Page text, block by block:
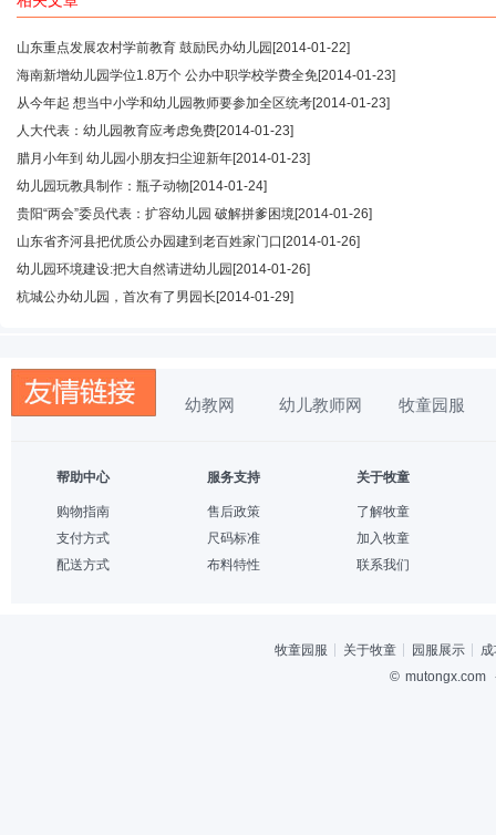
山东重点发展农村学前教育 鼓励民办幼儿园 [2014-01-22]
海南新增幼儿园学位1.8万个 公办中职学校学费全免[2014-01-23]
从今年起 想当中小学和幼儿园教师要参加全区统考[2014-01-23]
人大代表：幼儿园教育应考虑免费[2014-01-23]
腊月小年到 幼儿园小朋友扫尘迎新年[2014-01-23]
幼儿园玩教具制作：瓶子动物 [2014-01-24]
贵阳“两会”委员代表：扩容幼儿园 破解拼爹困境[2014-01-26]
山东省齐河县把优质公办园建到老百姓家门口 [2014-01-26]
幼儿园环境建设:把大自然请进幼儿园 [2014-01-26]
杭城公办幼儿园，首次有了男园长 [2014-01-29]
幼教网 幼儿教师网 牧童园服
帮助中心
购物指南
支付方式
配送方式
服务支持
售后政策
尺码标准
布料特性
关于牧童
了解牧童
加入牧童
联系我们
牧童园服 关于牧童 园服展示
© mutongx.com